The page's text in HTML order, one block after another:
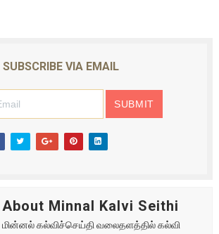
SUBSCRIBE VIA EMAIL
About Minnal Kalvi Seithi
மின்னல் கல்விச்செய்தி வலைதளத்தில் கல்வி